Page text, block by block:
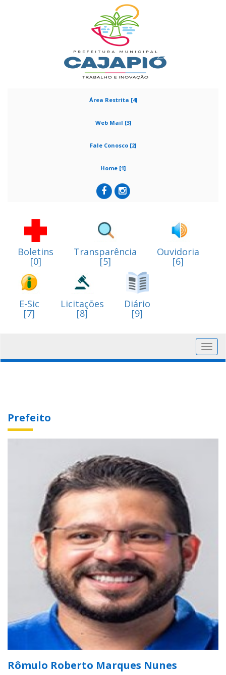
Área Restrita [4]
Web Mail [3]
Fale Conosco [2]
Home [1]
Boletins
[0]
Transparência
[5]
Ouvidoria
[6]
E-Sic
[7]
Licitações
[8]
Diário
[9]
Prefeito
Rômulo Roberto Marques Nunes